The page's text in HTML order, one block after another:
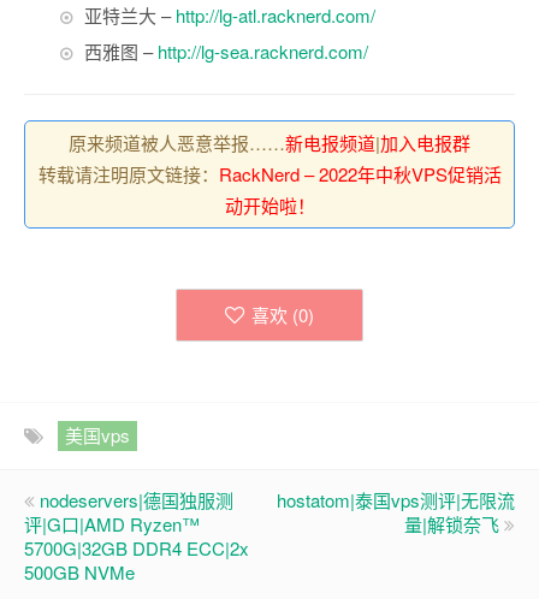
亚特兰大 –http://lg-atl.racknerd.com/
西雅图 –http://lg-sea.racknerd.com/
原来频道被人恶意举报……新电报频道|加入电报群
转载请注明原文链接： RackNerd – 2022年中秋VPS促销活
动开始啦！
喜欢 (0)
美国vps
nodeservers|德国独服测
评|G口|AMD Ryzen™
5700G|32GB DDR4 ECC|2x
500GB NVMe
hostatom|泰国vps测评|无限流
量|解锁奈飞